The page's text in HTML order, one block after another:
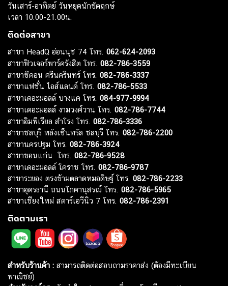
วันเสาร์-อาทิตย์ วันหยุดนักขัตฤกษ์
เวลา 10.00-21.00น.
ติดต่อสาขา
สาขา HeadQ อ่อนนุช 74 โทร. 062-624-2093
สาขาฟิวเจอร์พาร์ครังสิต โทร. 082-786-3559
สาขาซีคอน ศรีนครินทร์ โทร. 082-786-3337
สาขาแฟชั่น ไอส์แลนด์ โทร. 082-786-5533
สาขาเดอะมอลล์ บางแค โทร. 084-977-9994
สาขาเดอะมอลล์ งามวงศ์วาน โทร. 082-786-7744
สาขาอิมพีเรียล สำโรง โทร. 082-786-3336
สาขาชลบุรี หลังเซ็นทรัล ชลบุรี โทร. 082-786-2200
สาขานครปฐม โทร. 082-786-3924
สาขาขอนแก่น โทร. 082-786-9528
สาขาเดอะมอลล์ โคราช โทร. 082-786-9787
สาขาระยอง ตรงข้ามตลาดหมอดิษฐ์ โทร. 082-786-2233
สาขาอุดรธานี ถนนโภคานุสรณ์ โทร. 082-786-5965
สาขาเชียงใหม่ สตาร์เอวีนิว 7 โทร. 082-786-2391
ติดตามเรา
สำหรับร้านค้า : สามารถติดต่อสอบถามราคาส่ง (ต้องมีทะเบียน
พาณิชย์)